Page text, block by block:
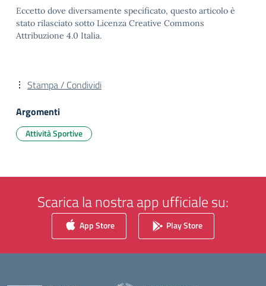
Eccetto dove diversamente specificato, questo articolo è
stato rilasciato sotto Licenza Creative Commons
Attribuzione 4.0 Italia.
Stampa / Condividi
Argomenti
Attività Sportive
Scarica la nostra app ufficiale su:
App Store Play Store